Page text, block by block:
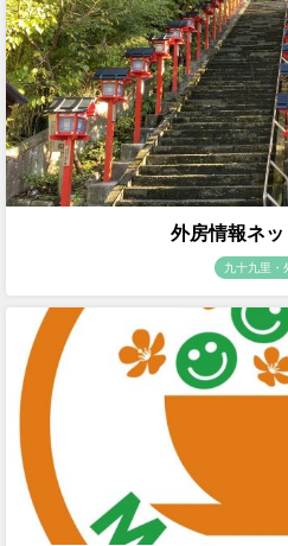
外房情報ネッ
九十九里・